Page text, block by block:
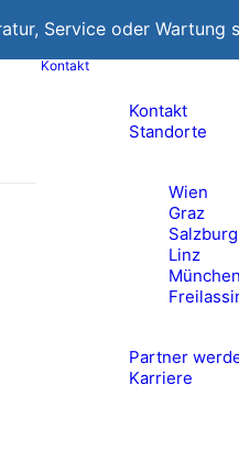
Service oder Wartung
Kontakt
Kontakt
Standorte
Wien
Graz
Salzburg
Linz
München
Partner
Karriere